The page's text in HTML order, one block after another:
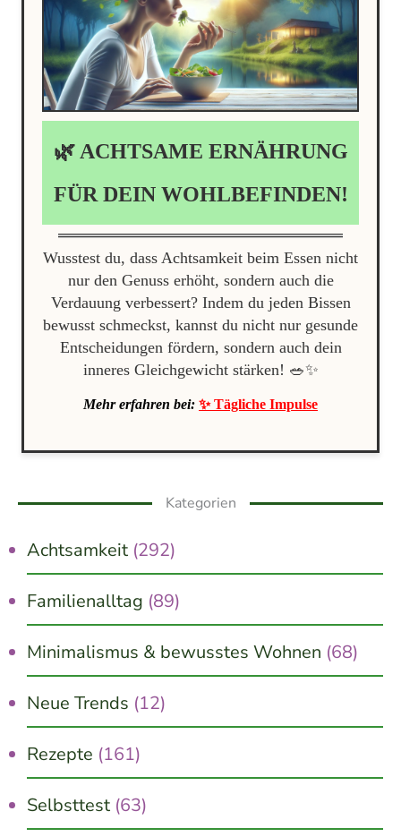
🌿 ACHTSAME ERNÄHRUNG
FÜR DEIN WOHLBEFINDEN!
Wusstest du, dass Achtsamkeit beim Essen nicht
nur den Genuss erhöht, sondern auch die
Verdauung verbessert? Indem du jeden Bissen
bewusst schmeckst, kannst du nicht nur gesunde
Entscheidungen fördern, sondern auch dein
inneres Gleichgewicht stärken! 🥗✨
Mehr erfahren bei: ✨ Tägliche Impulse
Kategorien
Achtsamkeit (292)
Familienalltag (89)
Minimalismus & bewusstes Wohnen (68)
Neue Trends (12)
Rezepte (161)
Selbsttest (63)